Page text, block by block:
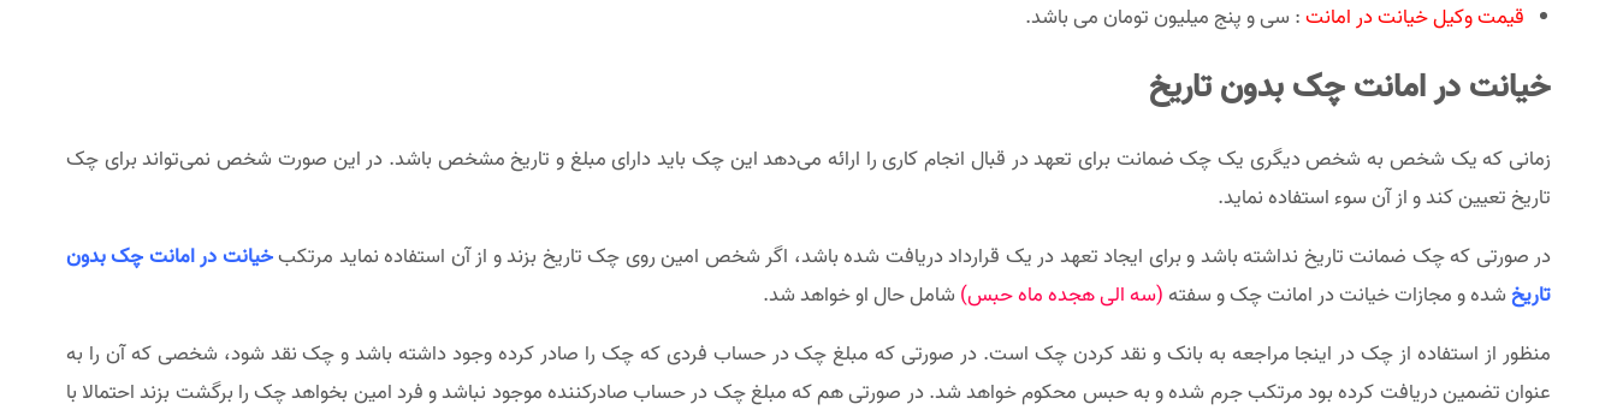
قیمت وکیل خیانت در امانت: سی و پنج میلیون تومان می باشد.
خیانت در امانت چک بدون تاریخ
زمانی که یک شخص به شخص دیگری یک چک ضمانت برای تعهد در قبال انجام کاری را ارائه می‌دهد این چک باید دارای مبلغ و تاریخ مشخص باشد. در این صورت شخص نمی‌تواند برای چک
تاریخ تعیین کند و از آن سوء استفاده نماید.
در صورتی که چک ضمانت تاریخ نداشته باشد و برای ایجاد تعهد در یک قرارداد دریافت شده باشد، اگر شخص امین روی چک تاریخ بزند و از آن استفاده نماید مرتکبخیانت در امانت چک بدون
تاریخشده و مجازات خیانت در امانت چک و سفته (سه الی هجده ماه حبس) شامل حال او خواهد شد.
منظور از استفاده از چک در اینجا مراجعه به بانک و نقد کردن چک است. در صورتی که مبلغ چک در حساب فردی که چک را صادر کرده وجود داشته باشد و چک نقد شود، شخصی که آن را به
عنوان تضمین دریافت کرده بود مرتکب جرم شده و به حبس محکوم خواهد شد. در صورتی هم که مبلغ چک در حساب صادرکننده موجود نباشد و فرد امین بخواهد چک را برگشت بزند احتمالا با